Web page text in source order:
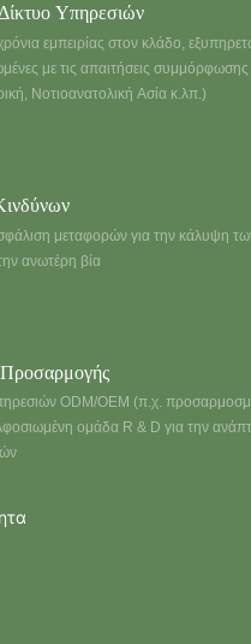
Υπηρεσιών
εμπειρίας στον κλάδο,
με τις απαιτήσεις
Νοτιοανατολική Ασία κ.λπ.)
μεταφορών για την κάλυψη
ανωτέρη βία
ODM/OEM (π.χ.
ομάδα R & D για την